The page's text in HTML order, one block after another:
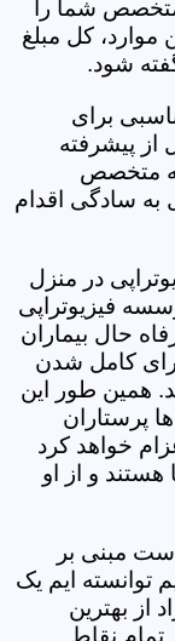
متخصص شما را
کل مبلغ
شود.
برای
از پیشرفته
متخصص
به سادگی اقدام
در منزل
فیزیوتراپی
حال بیماران
کامل شدن
همین طور این
پرستاران
خواهد کرد
و از او
مبنی بر
توانسته ایم یک
بهترین
تمام نقاط